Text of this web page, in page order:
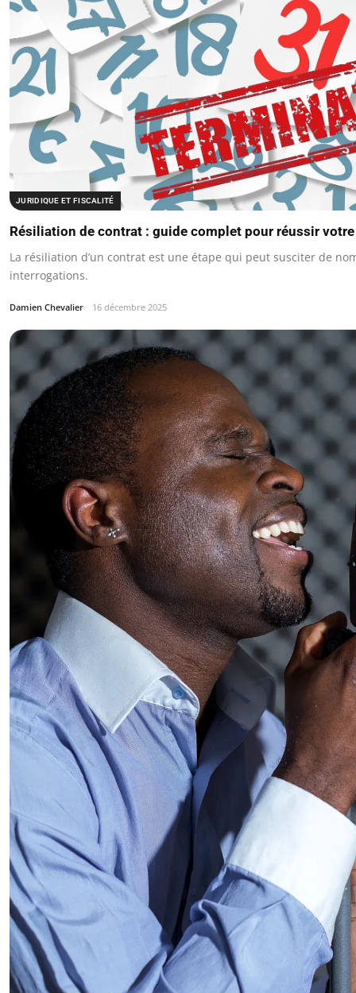
JURIDIQUE ET FISCALITÉ
Résiliation de contrat : guide complet pour réussir
La résiliation d’un contrat est une étape qui peut susciter de
interrogations.
Damien Chevalier 16 décembre 2025